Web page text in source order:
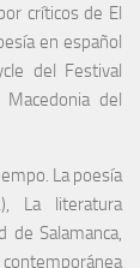
críticos de El
en español
del Festival
del
La poesía
La literatura
de Salamanca,